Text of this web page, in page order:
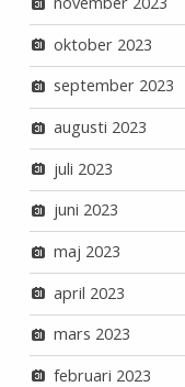
oktober 2023
september 2023
augusti 2023
juli 2023
juni 2023
maj 2023
april 2023
mars 2023
februari 2023